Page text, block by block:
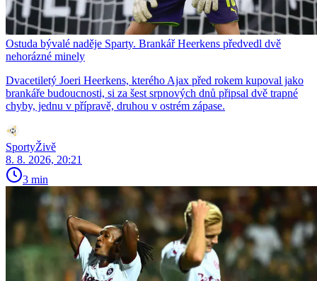
Ostuda bývalé naděje Sparty. Brankář Heerkens předvedl dvě
nehorázné minely
Dvacetiletý Joeri Heerkens, kterého Ajax před rokem kupoval jako
brankáře budoucnosti, si za šest srpnových dnů připsal dvě trapné
chyby, jednu v přípravě, druhou v ostrém zápase.
SportyŽivě
8. 8. 2026, 20:21
3 min